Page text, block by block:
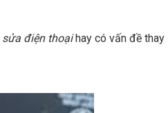
sửa điện thoạihay có vấn đề thay